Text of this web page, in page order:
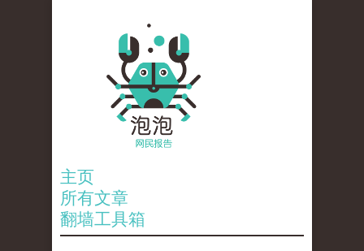
主页
所有文章
翻墙工具箱